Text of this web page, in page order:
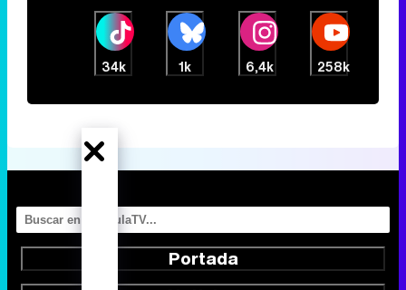
34k 1k 6,4k 258k
Portada